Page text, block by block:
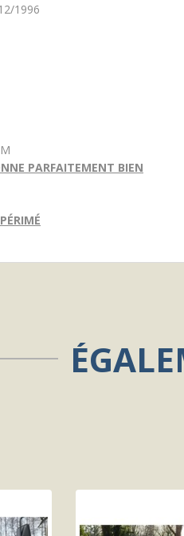
1996
PARFAITEMENT BIEN